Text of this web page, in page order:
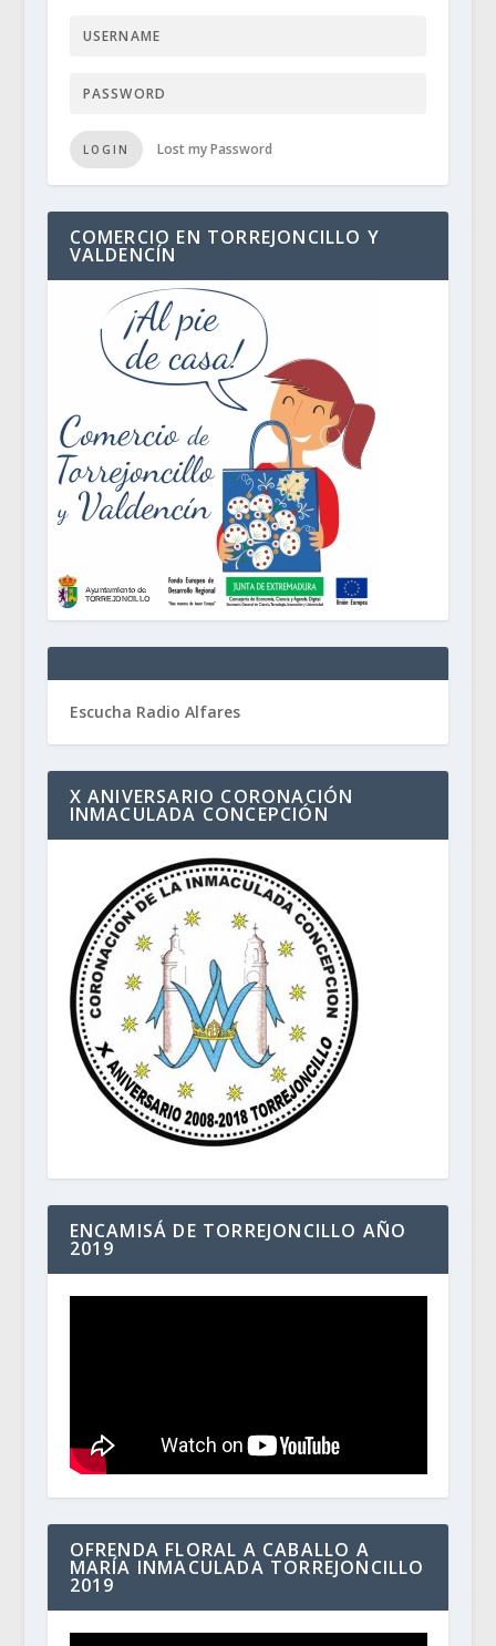
LOGIN Lost my Password
COMERCIO EN TORREJONCILLO Y
VALDENCÍN
Escucha Radio Alfares
X ANIVERSARIO CORONACIÓN
INMACULADA CONCEPCIÓN
ENCAMISÁ DE TORREJONCILLO AÑO
2019
OFRENDA FLORAL A CABALLO A
MARÍA INMACULADA TORREJONCILLO
2019